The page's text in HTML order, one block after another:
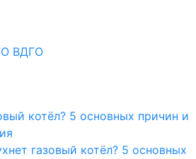
ВДГО
газовый котёл? 5 основных